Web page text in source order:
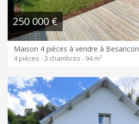
250 000 €
Maison 4 pièces à vendre à Besancon
4 pièces - 3 chambres - 94 m²